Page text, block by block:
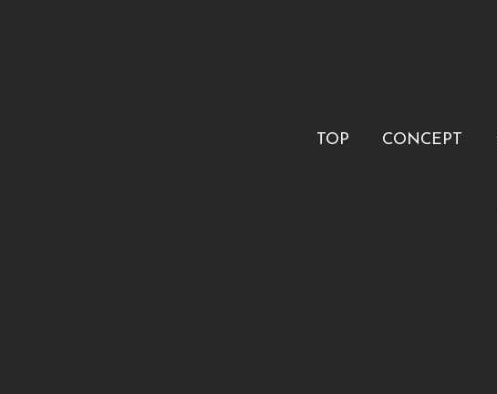
TOP CONCEPT